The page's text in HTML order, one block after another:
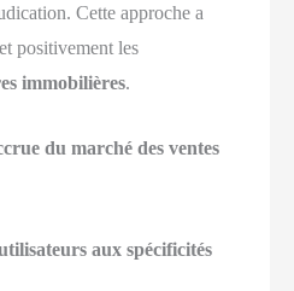
Cette approche a
positivement les
immobilières.
du marché des ventes
aux spécificités